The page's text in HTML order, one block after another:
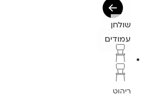
שולחן
עמודים
ריהוט